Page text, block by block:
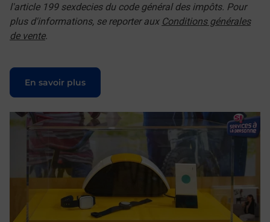
l'article 199 sexdecies du code général des impôts. Pour
plus d'informations, se reporter aux Conditions générales
de vente.
En savoir plus
Le lien s'ouvre dans un nouvel onglet